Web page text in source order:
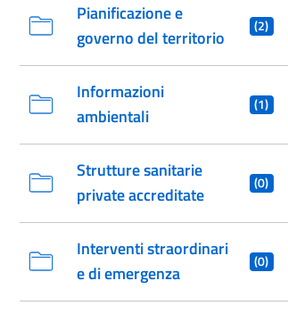
Pianificazione e
governo del territorio
(2)
Informazioni
ambientali
(1)
Strutture sanitarie
private accreditate
(0)
Interventi straordinari
e di emergenza
(0)